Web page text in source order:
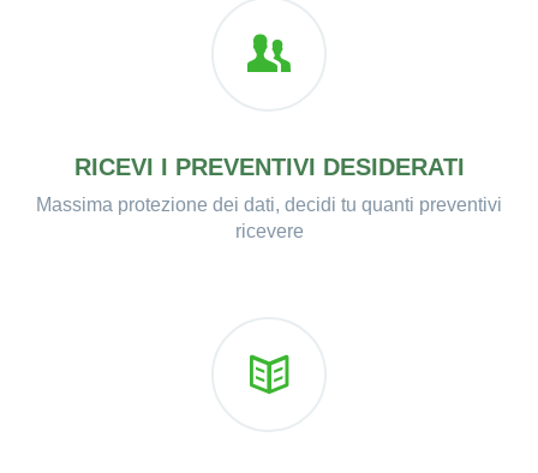
RICEVI I PREVENTIVI DESIDERATI
Massima protezione dei dati, decidi tu quanti preventivi
ricevere